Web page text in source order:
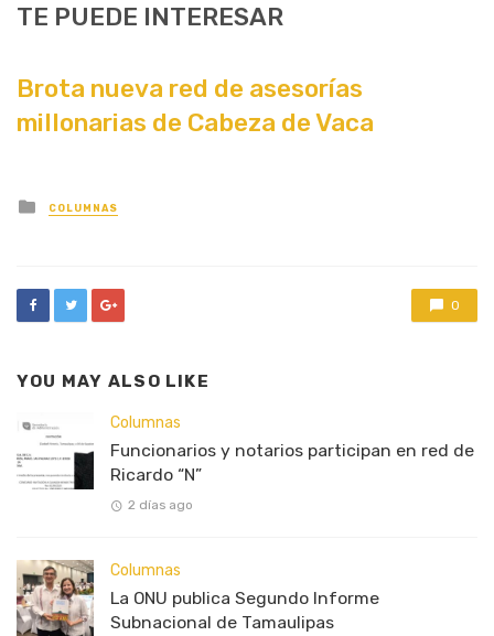
TE PUEDE INTERESAR
Brota nueva red de asesorías
millonarias de Cabeza de Vaca
Posted
in
COLUMNAS
0
YOU MAY ALSO LIKE
Columnas
Funcionarios y notarios participan en red de
Ricardo “N”
2 días ago
Columnas
La ONU publica Segundo Informe
Subnacional de Tamaulipas